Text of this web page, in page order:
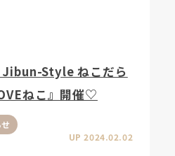
Jibun-Style ねこだら
ねこ』開催♡
UP 2024.02.02